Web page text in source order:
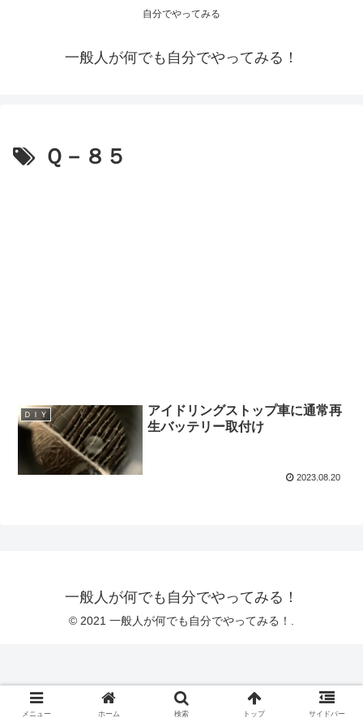
自分でやってみる
一般人が何でも自分でやってみる！
Ｑ－８５
ＤＩＹ
アイドリングストップ車に通常再
生バッテリー取付け
2023.08.20
一般人が何でも自分でやってみる！
© 2021 一般人が何でも自分でやってみる！.
メニュー ホーム 検索 トップ サイドバー